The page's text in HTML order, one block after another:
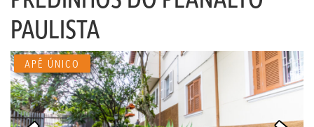
PAULISTA
APÊ ÚNICO